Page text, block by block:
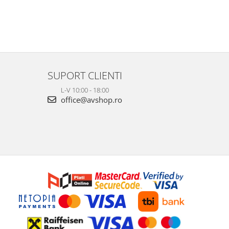
SUPORT CLIENTI
L-V 10:00 - 18:00
office@avshop.ro